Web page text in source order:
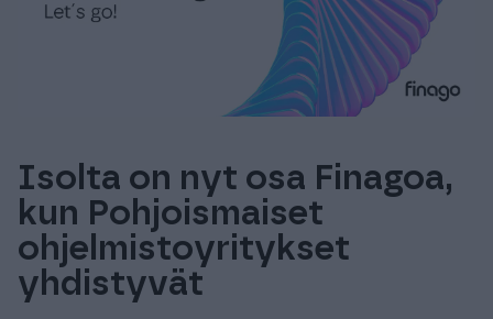
Isolta on nyt osa Finagoa,
kun Pohjoismaiset
ohjelmistoyritykset
yhdistyvät